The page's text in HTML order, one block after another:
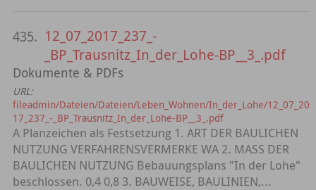
435. 12_07_2017_237_-
_BP_Trausnitz_In_der_Lohe-BP__3_.pdf
Dokumente & PDFs
URL:
fileadmin/Dateien/Dateien/Leben_Wohnen/In_der_Lohe/12_07_20
17_237_-_BP_Trausnitz_In_der_Lohe-BP__3_.pdf
A Planzeichen als Festsetzung 1. ART DER BAULICHEN
NUTZUNG VERFAHRENSVERMERKE WA 2. MASS DER
BAULICHEN NUTZUNG Bebauungsplans "In der Lohe"
beschlossen. 0,4 0,8 3. BAUWEISE, BAULINIEN,...